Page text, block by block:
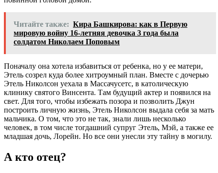
Читайте также: Кира Башкирова: как в Первую
мировую войну 16-летняя девочка 3 года была
солдатом Николаем Поповым
Поначалу она хотела избавиться от ребенка, но у ее матери,
Этель созрел куда более хитроумный план. Вместе с дочерью
Этель Николсон уехала в Массачусетс, в католическую
клинику святого Винсента. Там будущий актер и появился на
свет. Для того, чтобы избежать позора и позволить Джун
построить личную жизнь, Этель Николсон выдала себя за мать
мальчика. О том, что это не так, знали лишь несколько
человек, в том числе тогдашний супруг Этель, Мэй, а также ее
младшая дочь, Лорейн. Но все они унесли эту тайну в могилу.
А кто отец?